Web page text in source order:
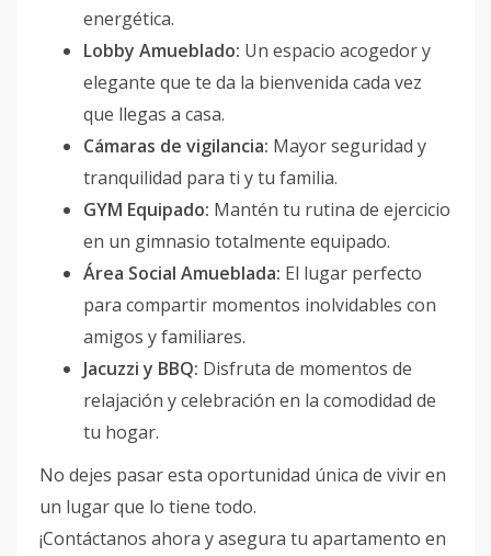
energética.
Lobby Amueblado: Un espacio acogedor y
elegante que te da la bienvenida cada vez
que llegas a casa.
Cámaras de vigilancia: Mayor seguridad y
tranquilidad para ti y tu familia.
GYM Equipado: Mantén tu rutina de ejercicio
en un gimnasio totalmente equipado.
Área Social Amueblada: El lugar perfecto
para compartir momentos inolvidables con
amigos y familiares.
Jacuzzi y BBQ: Disfruta de momentos de
relajación y celebración en la comodidad de
tu hogar.
No dejes pasar esta oportunidad única de vivir en
un lugar que lo tiene todo.
¡Contáctanos ahora y asegura tu apartamento en